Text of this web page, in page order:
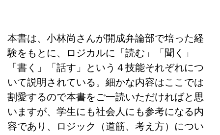
本書は、小林尚さんが開成弁論部で培った経
験をもとに、ロジカルに「読む」「聞く」
「書く」「話す」という４技能それぞれにつ
いて説明されている。細かな内容はここでは
割愛するので本書をご一読いただければと思
いますが、学生にも社会人にも参考になる内
容であり、ロジック（道筋、考え方）につい